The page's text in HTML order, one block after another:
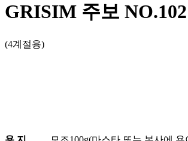
GRISIM 주보 NO.102
(4계절용)